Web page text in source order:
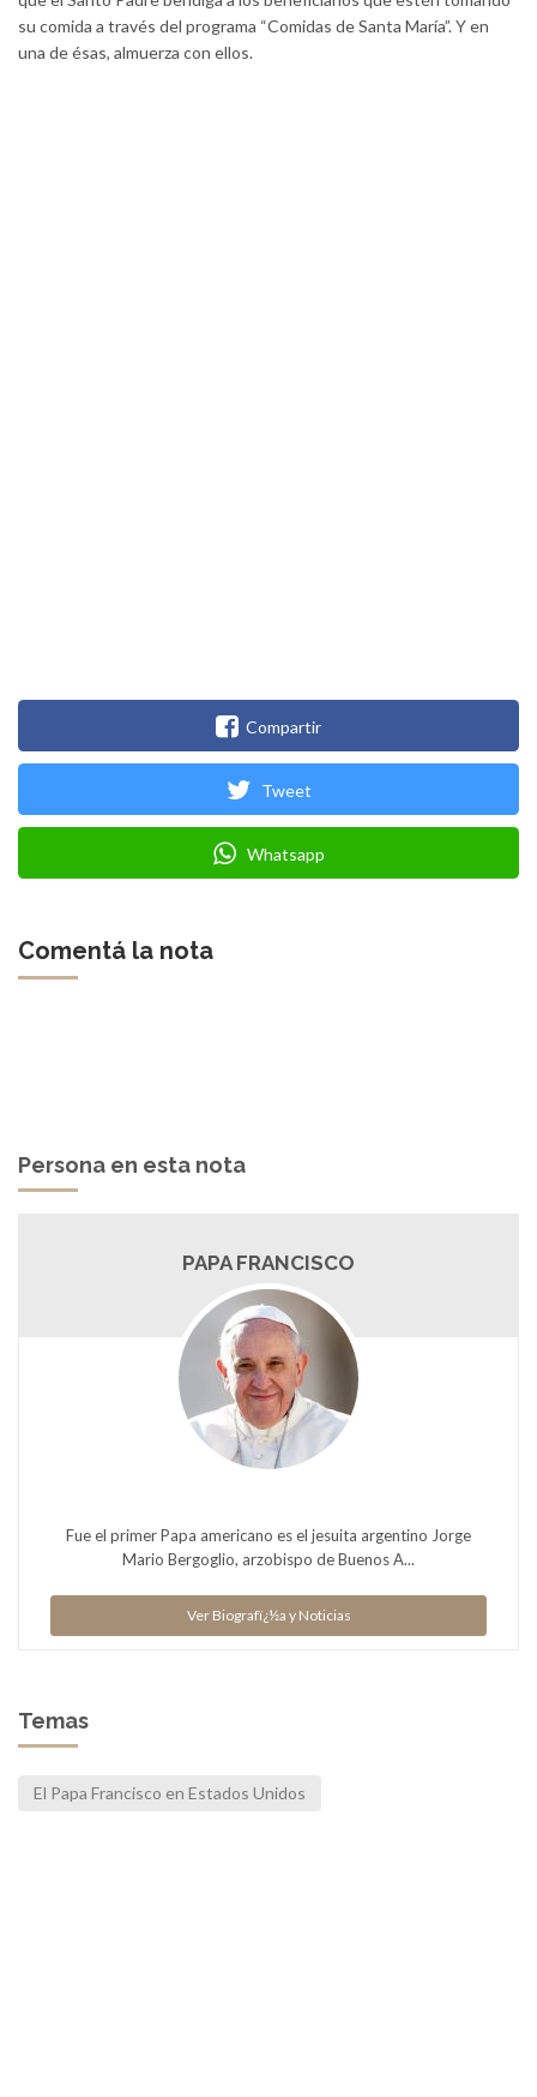
su comida a través del programa “Comidas de Santa María”. Y en
una de ésas, almuerza con ellos.
Compartir
Tweet
Whatsapp
Comentá la nota
Persona en esta nota
PAPA FRANCISCO
Fue el primer Papa americano es el jesuita argentino Jorge
Mario Bergoglio, arzobispo de Buenos A...
Ver Biografï¿½a y Noticias
Temas
El Papa Francisco en Estados Unidos